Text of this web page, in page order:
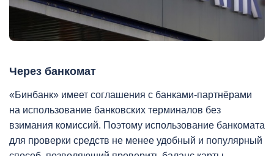
Через банкомат
«Бинбанк» имеет соглашения с банками-партнёрами
на использование банковских терминалов без
взимания комиссий. Поэтому использование банкомата
для проверки средств не менее удобный и популярный